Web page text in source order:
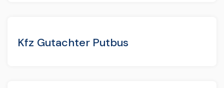
Kfz Gutachter Putbus